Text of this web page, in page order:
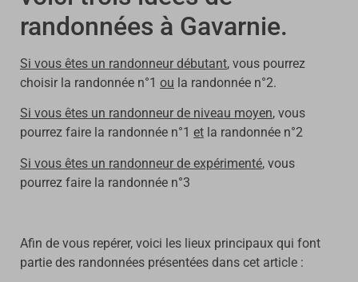
randonnées à Gavarnie.
Si vous êtes un randonneur débutant, vous pourrez
choisir la randonnée n°1 ou la randonnée n°2.
Si vous êtes un randonneur de niveau moyen, vous
pourrez faire la randonnée n°1 et la randonnée n°2
Si vous êtes un randonneur de expérimenté, vous
pourrez faire la randonnée n°3
Afin de vous repérer, voici les lieux principaux qui font
partie des randonnées présentées dans cet article :